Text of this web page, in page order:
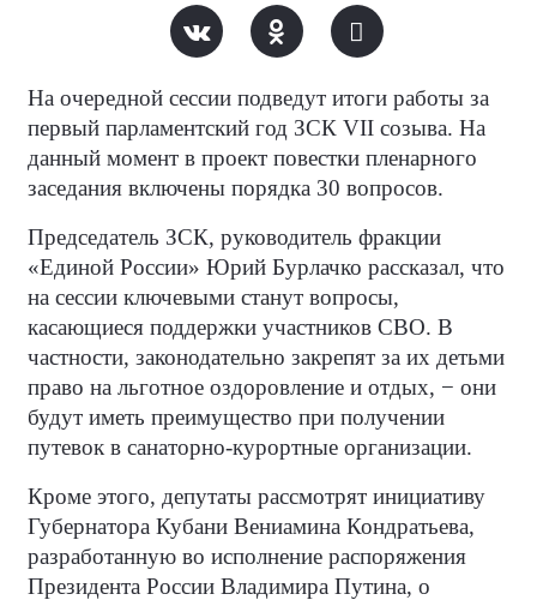
На очередной сессии подведут итоги работы за
первый парламентский год ЗСК VII созыва. На
данный момент в проект повестки пленарного
заседания включены порядка 30 вопросов.
Председатель ЗСК, руководитель фракции
«Единой России» Юрий Бурлачко рассказал, что
на сессии ключевыми станут вопросы,
касающиеся поддержки участников СВО. В
частности, законодательно закрепят за их детьми
право на льготное оздоровление и отдых, − они
будут иметь преимущество при получении
путевок в санаторно-курортные организации.
Кроме этого, депутаты рассмотрят инициативу
Губернатора Кубани Вениамина Кондратьева,
разработанную во исполнение распоряжения
Президента России Владимира Путина, о